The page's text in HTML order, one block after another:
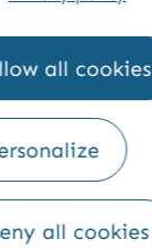
all cookies
all cookies
Lorient